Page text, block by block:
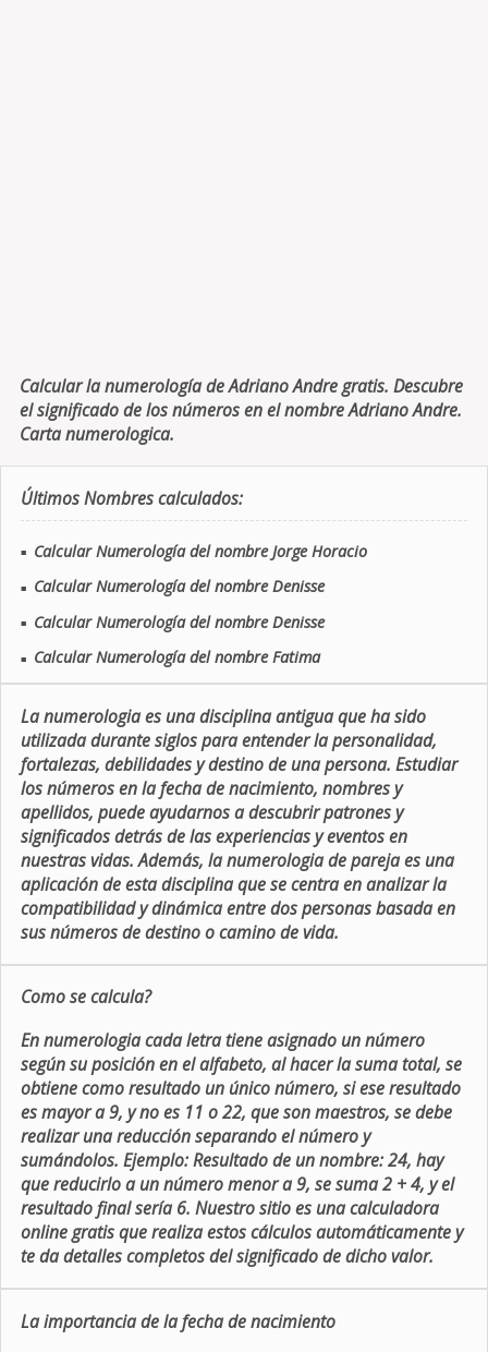
Calcular la numerología de Adriano Andre gratis. Descubre
el significado de los números en el nombre Adriano Andre.
Carta numerologica.
Últimos Nombres calculados:
■ Calcular Numerología del nombre Jorge Horacio
■ Calcular Numerología del nombre Denisse
■ Calcular Numerología del nombre Denisse
■ Calcular Numerología del nombre Fatima
La numerologia es una disciplina antigua que ha sido
utilizada durante siglos para entender la personalidad,
fortalezas, debilidades y destino de una persona. Estudiar
los números en la fecha de nacimiento, nombres y
apellidos, puede ayudarnos a descubrir patrones y
significados detrás de las experiencias y eventos en
nuestras vidas. Además, la numerologia de pareja es una
aplicación de esta disciplina que se centra en analizar la
compatibilidad y dinámica entre dos personas basada en
sus números de destino o camino de vida.
Como se calcula?
En numerologia cada letra tiene asignado un número
según su posición en el alfabeto, al hacer la suma total, se
obtiene como resultado un único número, si ese resultado
es mayor a 9, y no es 11 o 22, que son maestros, se debe
realizar una reducción separando el número y
sumándolos. Ejemplo: Resultado de un nombre: 24, hay
que reducirlo a un número menor a 9, se suma 2 + 4, y el
resultado final sería 6. Nuestro sitio es una calculadora
online gratis que realiza estos cálculos automáticamente y
te da detalles completos del significado de dicho valor.
La importancia de la fecha de nacimiento